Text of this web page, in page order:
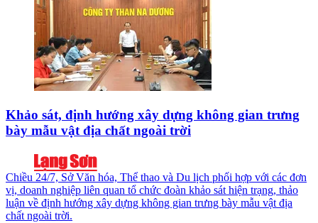
Khảo sát, định hướng xây dựng không gian trưng
bày mẫu vật địa chất ngoài trời
Chiều 24/7, Sở Văn hóa, Thể thao và Du lịch phối hợp với các đơn
vị, doanh nghiệp liên quan tổ chức đoàn khảo sát hiện trạng, thảo
luận về định hướng xây dựng không gian trưng bày mẫu vật địa
chất ngoài trời.